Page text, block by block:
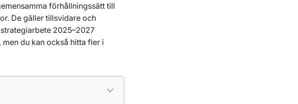
förhållningssätt till
De gäller tillsvidare och
2025–2027
du kan också hitta fler i